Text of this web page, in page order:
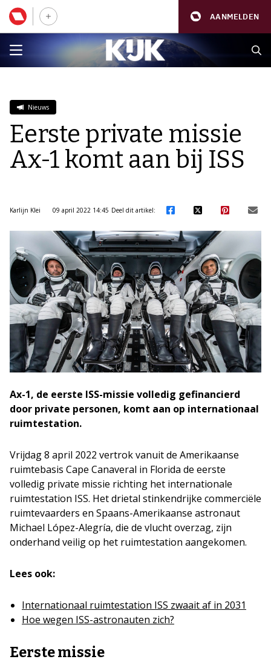
AANMELDEN
Nieuws
Eerste private missie
Ax-1 komt aan bij ISS
Karlijn Klei 09 april 2022 14:45 Deel dit artikel:
Ax-1, de eerste ISS-missie volledig gefinancierd
door private personen, komt aan op internationaal
ruimtestation.
Vrijdag 8 april 2022 vertrok vanuit de Amerikaanse
ruimtebasis Cape Canaveral in Florida de eerste
volledig private missie richting het internationale
ruimtestation ISS. Het drietal stinkendrijke commerciële
ruimtevaarders en Spaans-Amerikaanse astronaut
Michael López-Alegría, die de vlucht overzag, zijn
onderhand veilig op het ruimtestation aangekomen.
Lees ook:
Internationaal ruimtestation ISS zwaait af in 2031
Hoe wegen ISS-astronauten zich?
Eerste missie